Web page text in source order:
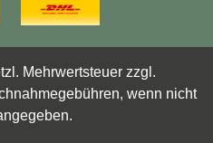
Mehrwertsteuer zzgl.
wenn nicht